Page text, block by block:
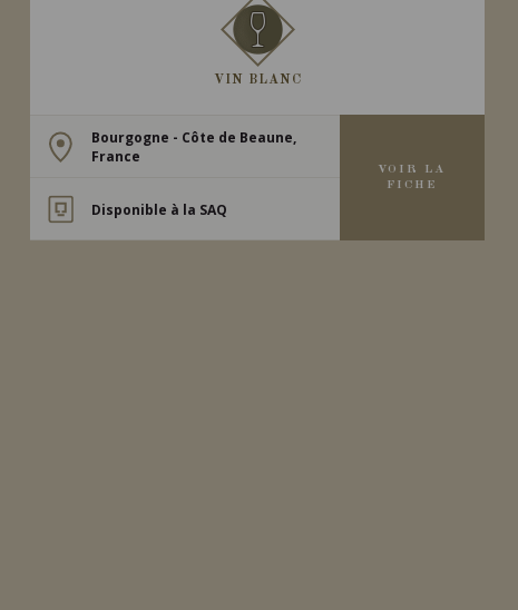
VIN BLANC
Bourgogne - Côte de Beaune,
France
Disponible à la SAQ
VOIR LA
FICHE